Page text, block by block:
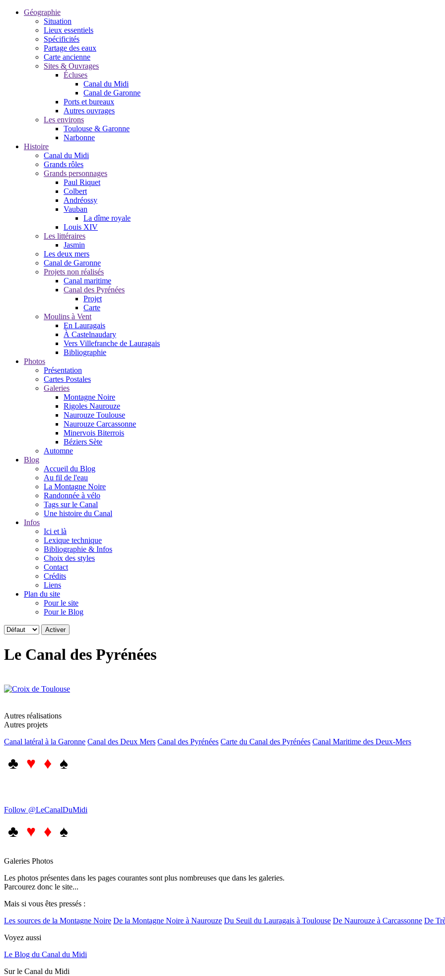
Géographie
Situation
Lieux essentiels
Spécificités
Partage des eaux
Carte ancienne
Sites & Ouvrages
Écluses
Canal du Midi
Canal de Garonne
Ports et bureaux
Autres ouvrages
Les environs
Toulouse & Garonne
Narbonne
Histoire
Canal du Midi
Grands rôles
Grands personnages
Paul Riquet
Colbert
Andréossy
Vauban
La dîme royale
Louis XIV
Les littéraires
Jasmin
Les deux mers
Canal de Garonne
Projets non réalisés
Canal maritime
Canal des Pyrénées
Projet
Carte
Moulins à Vent
En Lauragais
À Castelnaudary
Vers Villefranche de Lauragais
Bibliographie
Photos
Présentation
Cartes Postales
Galeries
Montagne Noire
Rigoles Naurouze
Naurouze Toulouse
Naurouze Carcassonne
Minervois Biterrois
Béziers Sète
Automne
Blog
Accueil du Blog
Au fil de l'eau
La Montagne Noire
Randonnée à vélo
Tags sur le Canal
Une histoire du Canal
Infos
Ici et là
Lexique technique
Bibliographie & Infos
Choix des styles
Contact
Crédits
Liens
Plan du site
Pour le site
Pour le Blog
Le Canal des Pyrénées
Autres réalisations
Autres projets
Canal latéral à la Garonne Canal des Deux Mers Canal des Pyrénées Carte du Canal des Pyrénées Canal Maritime des Deux-Mers
♣ ♥ ♦ ♠
Follow @LeCanalDuMidi
♣ ♥ ♦ ♠
Galeries Photos
Les photos présentes dans les pages courantes sont plus nombreuses que dans les galeries.
Parcourez donc le site...
Mais si vous êtes pressés :
Les sources de la Montagne Noire De la Montagne Noire à Naurouze Du Seuil du Lauragais à Toulouse De Naurouze à Carcassonne De
Voyez aussi
Le Blog du Canal du Midi
Sur le Canal du Midi